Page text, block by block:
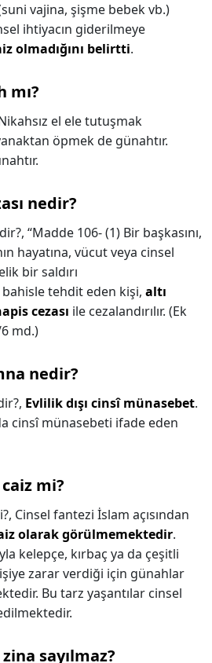
vajina, şişme bebek vb.)
ihtiyacın giderilmeye
olmadığını belirtti.
mı?
el ele tutuşmak
öpmek de günahtır.
nedir?
“Madde 106- (1) Bir başkasını,
hayatına, vücut veya cinsel
bir saldırı
tehdit eden kişi, altı
cezası ile cezalandırılır. (Ek
md.)
nedir?
Evlilik dışı cinsî münasebet.
cinsî münasebeti ifade eden
mi?
Cinsel fantezi İslam açısından
olarak görülmemektedir.
kelepçe, kırbaç ya da çeşitli
zarar verdiği için günahlar
Bu tarz yaşantılar cinsel
sayılmaz?